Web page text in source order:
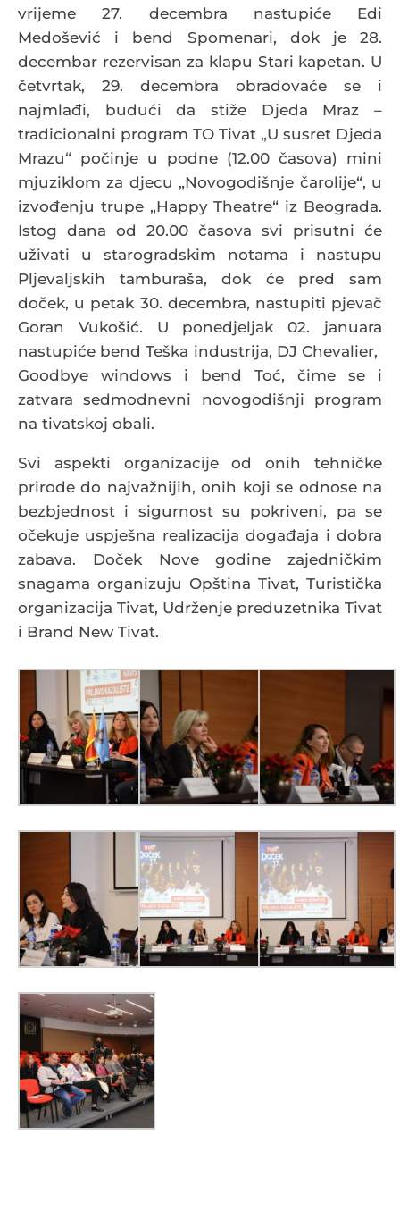
vrijeme 27. decembra nastupiće Edi
Medošević i bend Spomenari, dok je 28.
decembar rezervisan za klapu Stari kapetan. U
četvrtak, 29. decembra obradovaće se i
najmlađi, budući da stiže Djeda Mraz –
tradicionalni program TO Tivat „U susret Djeda
Mrazu“ počinje u podne (12.00 časova) mini
mjuziklom za djecu „Novogodišnje čarolije“, u
izvođenju trupe „Happy Theatre“ iz Beograda.
Istog dana od 20.00 časova svi prisutni će
uživati u starogradskim notama i nastupu
Pljevaljskih tamburaša, dok će pred sam
doček, u petak 30. decembra, nastupiti pjevač
Goran Vukošić. U ponedjeljak 02. januara
nastupiće bend Teška industrija, DJ Chevalier,
Goodbye windows i bend Toć, čime se i
zatvara sedmodnevni novogodišnji program
na tivatskoj obali.
Svi aspekti organizacije od onih tehničke
prirode do najvažnijih, onih koji se odnose na
bezbjednost i sigurnost su pokriveni, pa se
očekuje uspješna realizacija događaja i dobra
zabava. Doček Nove godine zajedničkim
snagama organizuju Opština Tivat, Turistička
organizacija Tivat, Udrženje preduzetnika Tivat
i Brand New Tivat.